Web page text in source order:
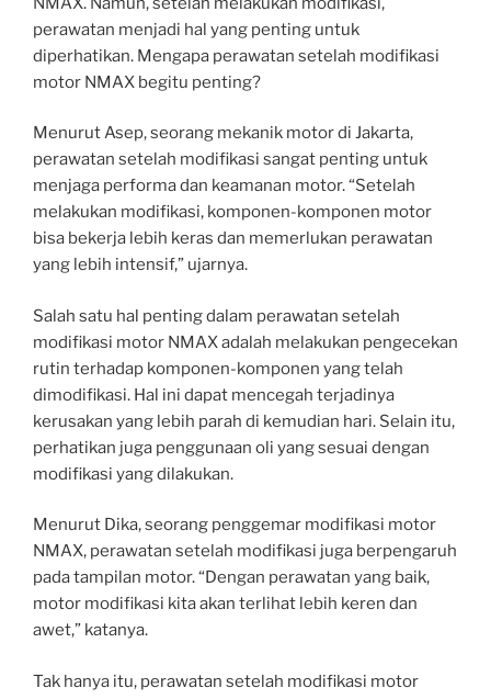
perawatan menjadi hal yang penting untuk
diperhatikan. Mengapa perawatan setelah modifikasi
motor NMAX begitu penting?
Menurut Asep, seorang mekanik motor di Jakarta,
perawatan setelah modifikasi sangat penting untuk
menjaga performa dan keamanan motor. “Setelah
melakukan modifikasi, komponen-komponen motor
bisa bekerja lebih keras dan memerlukan perawatan
yang lebih intensif,” ujarnya.
Salah satu hal penting dalam perawatan setelah
modifikasi motor NMAX adalah melakukan pengecekan
rutin terhadap komponen-komponen yang telah
dimodifikasi. Hal ini dapat mencegah terjadinya
kerusakan yang lebih parah di kemudian hari. Selain itu,
perhatikan juga penggunaan oli yang sesuai dengan
modifikasi yang dilakukan.
Menurut Dika, seorang penggemar modifikasi motor
NMAX, perawatan setelah modifikasi juga berpengaruh
pada tampilan motor. “Dengan perawatan yang baik,
motor modifikasi kita akan terlihat lebih keren dan
awet,” katanya.
Tak hanya itu, perawatan setelah modifikasi motor